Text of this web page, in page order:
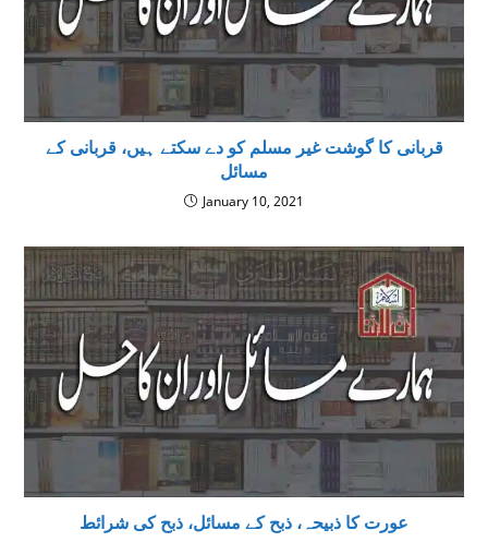
قربانی کا گوشت غیر مسلم کو دے سکتے ہیں، قربانى كے
مسائل
January 10, 2021
عورت کا ذبیحہ، ذبح کے مسائل، ذبح کی شرائط